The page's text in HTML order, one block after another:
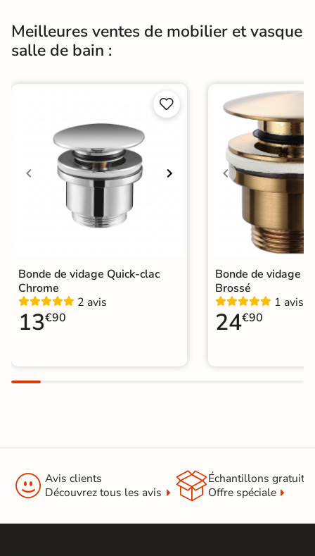
Meilleures ventes de mobilier et vasque
salle de bain :


Bonde de vidage Quick-clac
Chrome
2 avis
13€90
Bonde de vidage
Brossé
1 avis
24€90
 Avis clients
Découvrez tous les avis
Échantillons gratuit
Offre spéciale